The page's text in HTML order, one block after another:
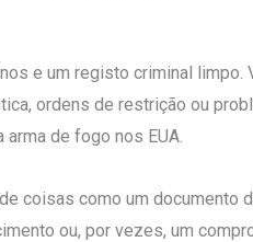
e um registo criminal
ordens de restrição ou
de fogo nos EUA.
coisas como um documento
ou, por vezes, um